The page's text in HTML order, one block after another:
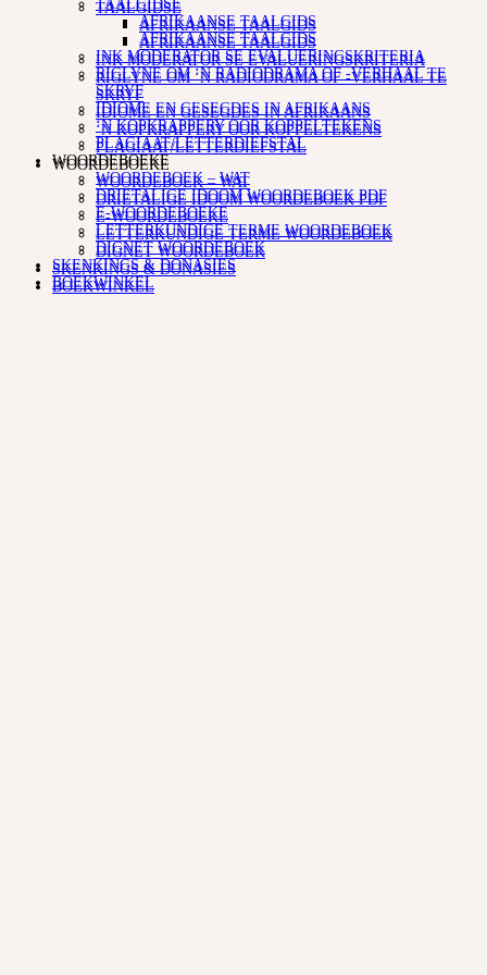
TAALGIDSE
AFRIKAANSE TAALGIDS
AFRIKAANSE TAALGIDS
INK MODERATOR SE EVALUERINGSKRITERIA
RIGLYNE OM ‘N RADIODRAMA OF -VERHAAL TE
SKRYF
IDIOME EN GESEGDES IN AFRIKAANS
‘N KOPKRAPPERY OOR KOPPELTEKENS
PLAGIAAT/LETTERDIEFSTAL
WOORDEBOEKE
WOORDEBOEK – WAT
DRIETALIGE IDOOM WOORDEBOEK PDF
E-WOORDEBOEKE
LETTERKUNDIGE TERME WOORDEBOEK
DIGNET WOORDEBOEK
SKENKINGS & DONASIES
BOEKWINKEL
TAALGIDSE
AFRIKAANSE TAALGIDS
AFRIKAANSE TAALGIDS
INK MODERATOR SE EVALUERINGSKRITERIA
RIGLYNE OM ‘N RADIODRAMA OF -VERHAAL TE
SKRYF
IDIOME EN GESEGDES IN AFRIKAANS
‘N KOPKRAPPERY OOR KOPPELTEKENS
PLAGIAAT/LETTERDIEFSTAL
WOORDEBOEKE
WOORDEBOEK – WAT
DRIETALIGE IDOOM WOORDEBOEK PDF
E-WOORDEBOEKE
LETTERKUNDIGE TERME WOORDEBOEK
DIGNET WOORDEBOEK
SKENKINGS & DONASIES
BOEKWINKEL